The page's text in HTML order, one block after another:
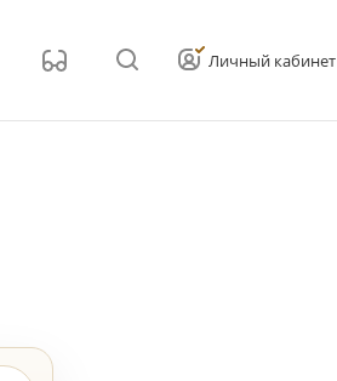
Личный кабинет